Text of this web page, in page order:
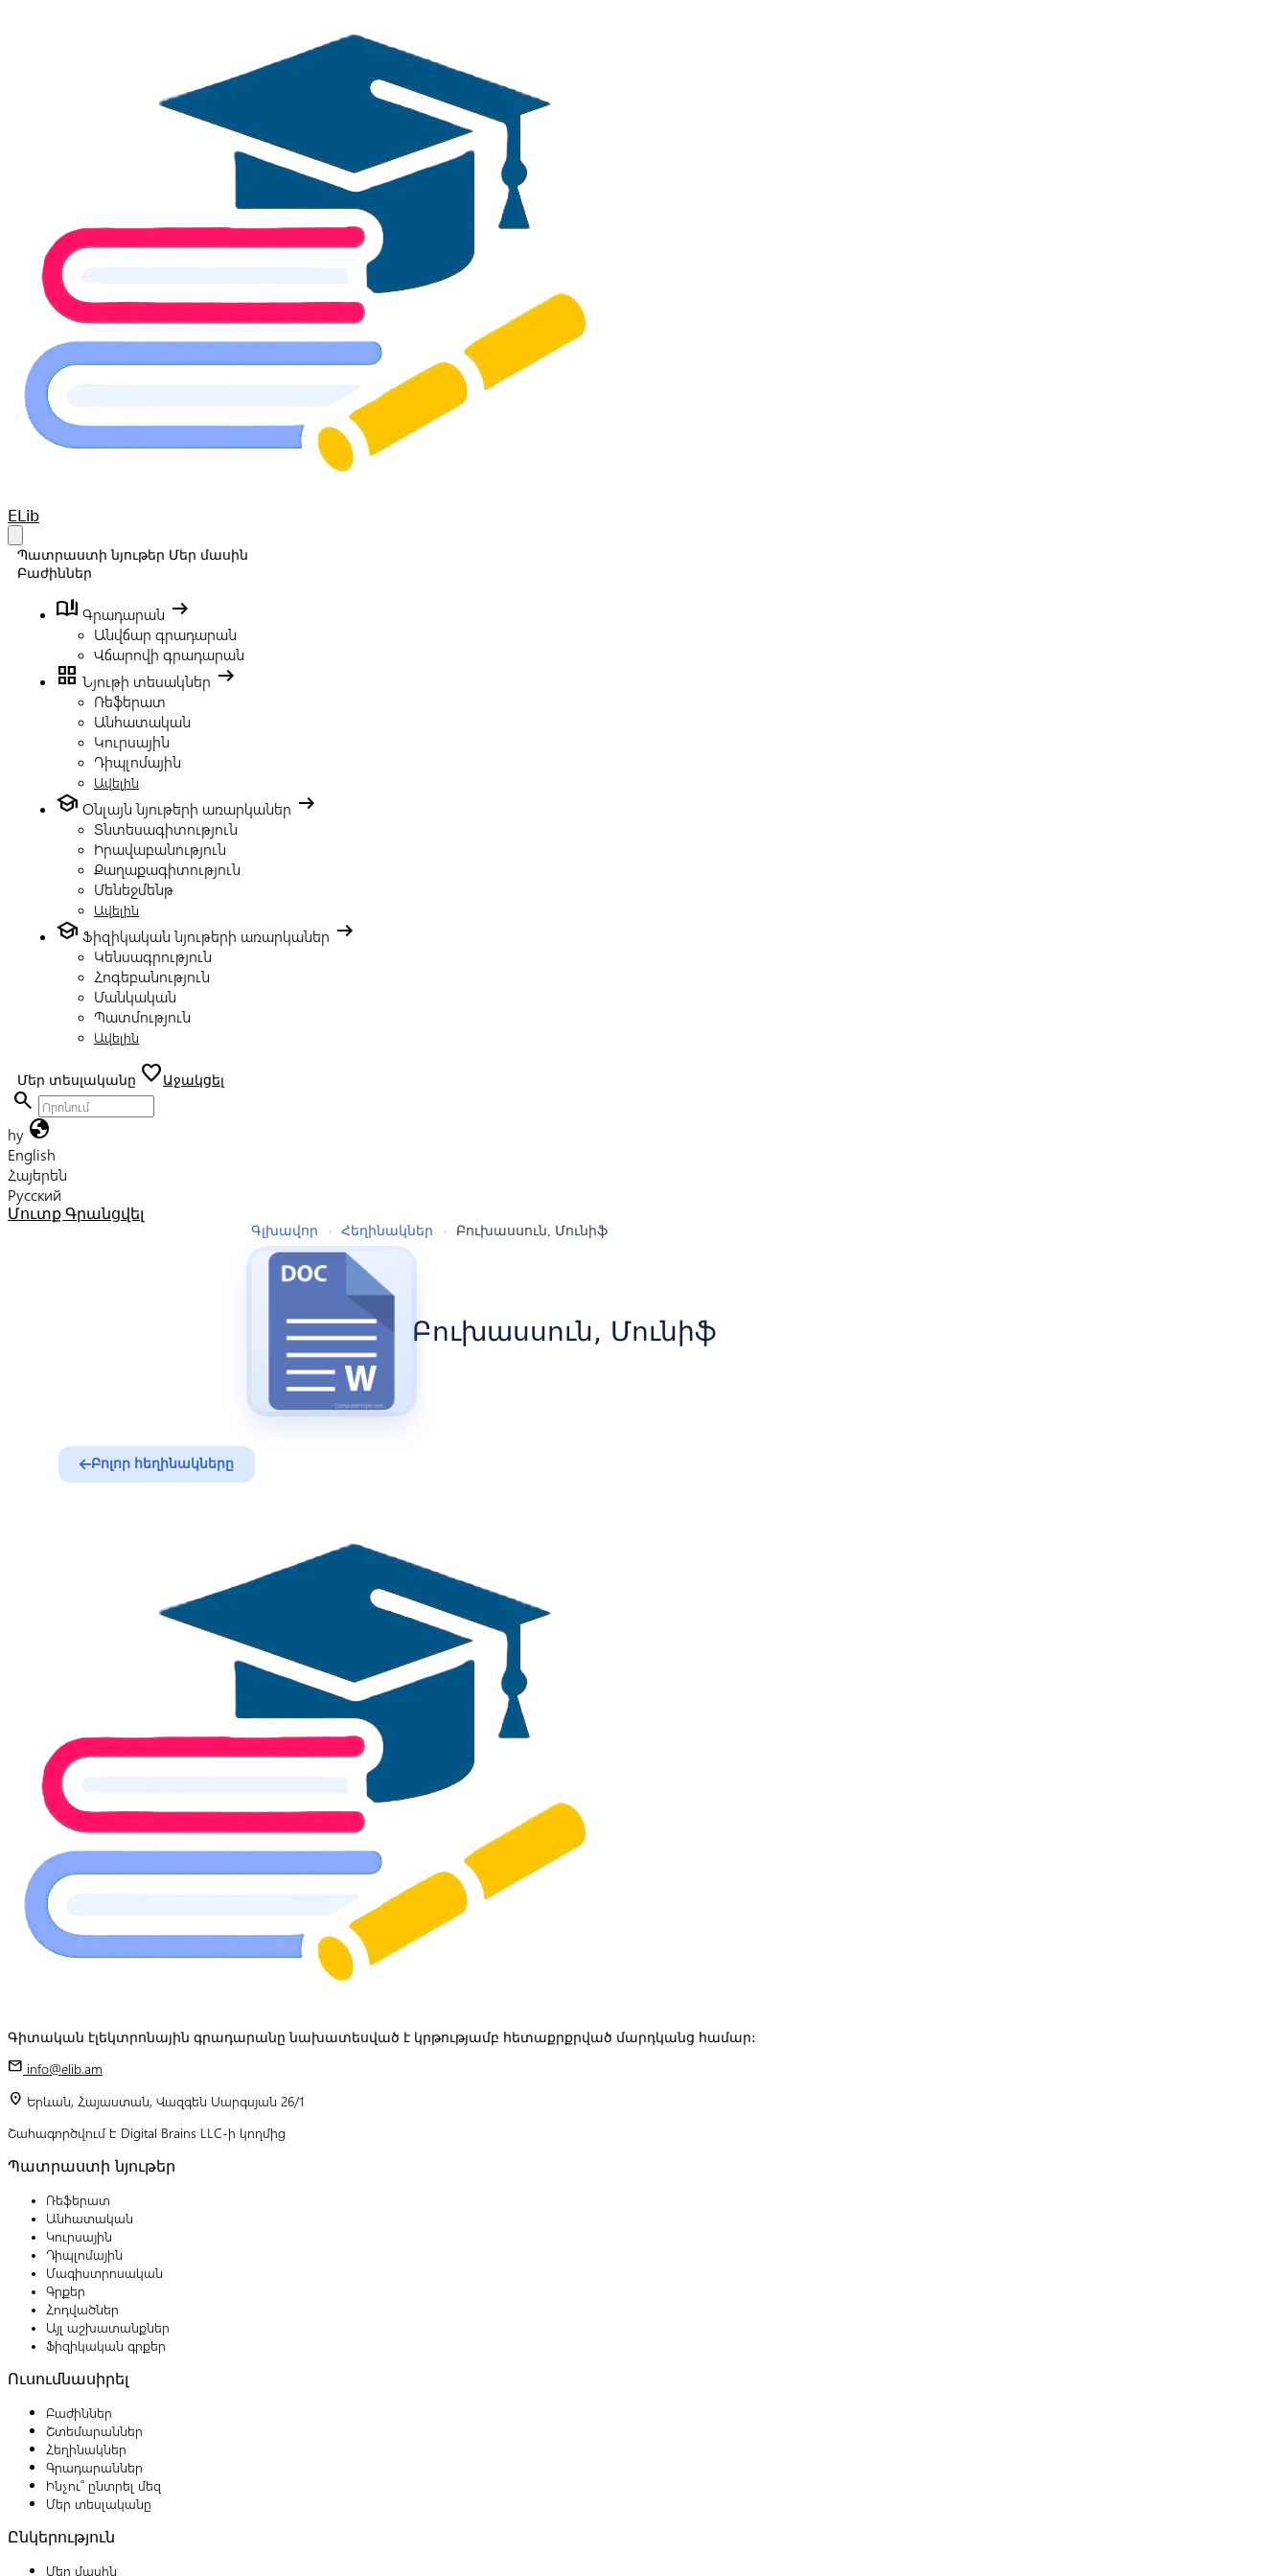
Your Company
ELib
Պատրաստի նյութեր Մեր մասին
Բաժիններ
book_ribbon Գրադարան arrow_right_alt
Անվճար գրադարան
Վճարովի գրադարան
grid_view Նյութի տեսակներ arrow_right_alt
Ռեֆերատ
Անհատական
Կուրսային
Դիպլոմային
Ավելին
school Օնլայն նյութերի առարկաներ arrow_right_alt
Տնտեսագիտություն
Իրավաբանություն
Քաղաքագիտություն
Մենեջմենթ
Ավելին
school Ֆիզիկական նյութերի առարկաներ arrow_right_alt
Կենսագրություն
Հոգեբանություն
Մանկական
Պատմություն
Ավելին
Մեր տեսլականը favoriteԱջակցել
search
hy globe
English
Հայերեն
Русский
Մուտք Գրանցվել
Գլխավոր › Հեղինակներ › Բուխասսուն, Մունիֆ
Բուխասսուն, Մունիֆ
Բոլոր հեղինակները
Գիտական էլեկտրոնային գրադարանը նախատեսված է կրթությամբ հետաքրքրված մարդկանց համար:
mail info@elib.am
location_on Երևան, Հայաստան, Վազգեն Սարգսյան 26/1
Շահագործվում է Digital Brains LLC-ի կողմից
Պատրաստի նյութեր
Ռեֆերատ
Անհատական
Կուրսային
Դիպլոմային
Մագիստրոսական
Գրքեր
Հոդվածներ
Այլ աշխատանքներ
Ֆիզիկական գրքեր
Ուսումնասիրել
Բաժիններ
Շտեմարաններ
Հեղինակներ
Գրադարաններ
Ինչու՞ ընտրել մեզ
Մեր տեսլականը
Ընկերություն
Մեր մասին